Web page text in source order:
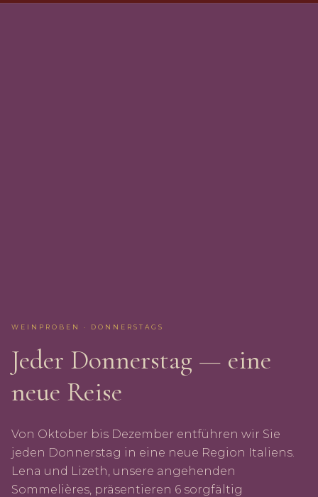
WEINPROBEN · DONNERSTAGS
Jeder Donnerstag — eine
neue Reise
Von Oktober bis Dezember entführen wir Sie
jeden Donnerstag in eine neue Region Italiens.
Lena und Lizeth, unsere angehenden
Sommelières, präsentieren 6 sorgfältig